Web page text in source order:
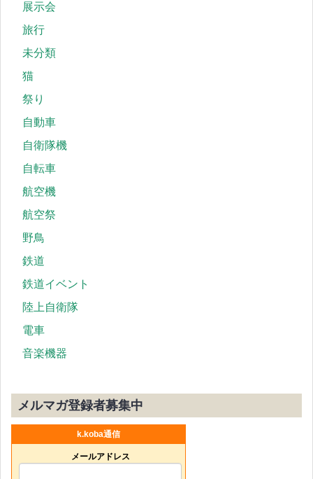
展示会
旅行
未分類
猫
祭り
自動車
自衛隊機
自転車
航空機
航空祭
野鳥
鉄道
鉄道イベント
陸上自衛隊
電車
音楽機器
メルマガ登録者募集中
k.koba通信
メールアドレス